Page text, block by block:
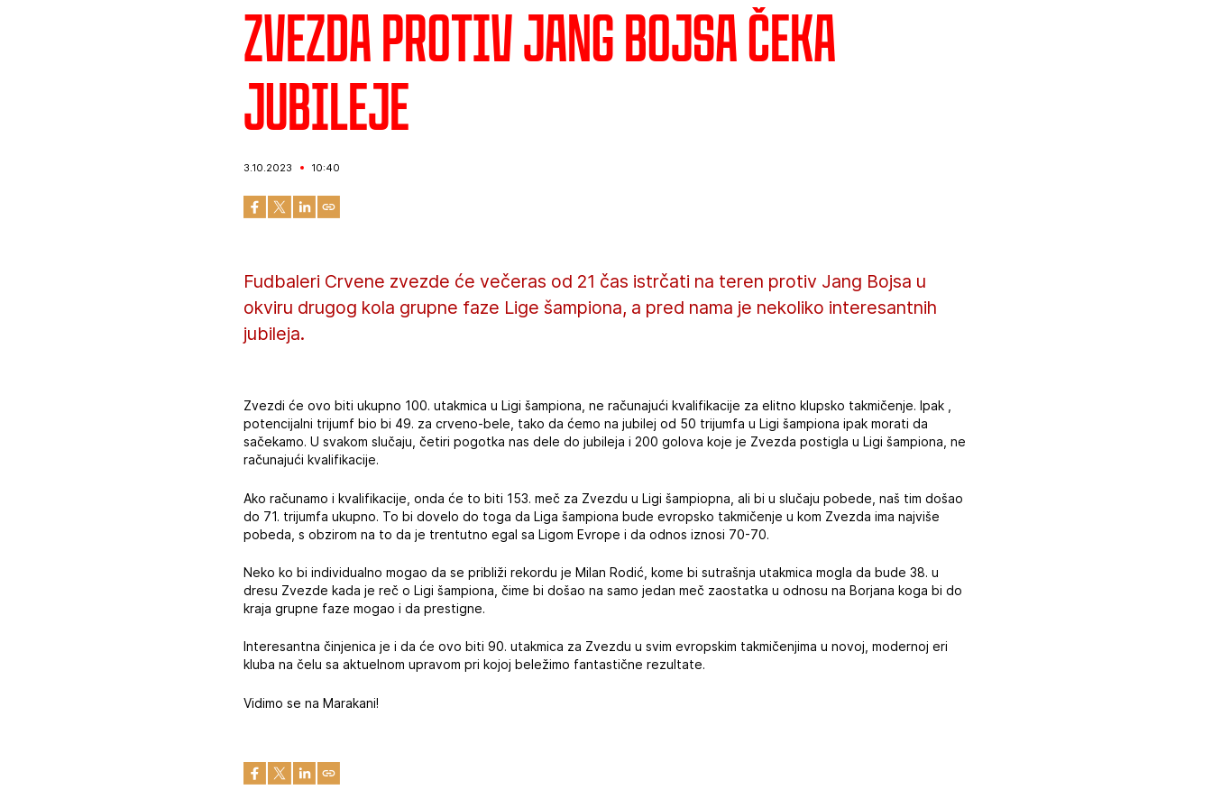
Zvezda protiv Jang Bojsa čeka
jubileje
3.10.2023 10:40
Fudbaleri Crvene zvezde će večeras od 21 čas istrčati na teren protiv Jang Bojsa u
okviru drugog kola grupne faze Lige šampiona, a pred nama je nekoliko interesantnih
jubileja.
Zvezdi će ovo biti ukupno 100. utakmica u Ligi šampiona, ne računajući kvalifikacije za elitno klupsko takmičenje. Ipak ,
potencijalni trijumf bio bi 49. za crveno-bele, tako da ćemo na jubilej od 50 trijumfa u Ligi šampiona ipak morati da
sačekamo. U svakom slučaju, četiri pogotka nas dele do jubileja i 200 golova koje je Zvezda postigla u Ligi šampiona, ne
računajući kvalifikacije.
Ako računamo i kvalifikacije, onda će to biti 153. meč za Zvezdu u Ligi šampiopna, ali bi u slučaju pobede, naš tim došao
do 71. trijumfa ukupno. To bi dovelo do toga da Liga šampiona bude evropsko takmičenje u kom Zvezda ima najviše
pobeda, s obzirom na to da je trentutno egal sa Ligom Evrope i da odnos iznosi 70-70.
Neko ko bi individualno mogao da se približi rekordu je Milan Rodić, kome bi sutrašnja utakmica mogla da bude 38. u
dresu Zvezde kada je reč o Ligi šampiona, čime bi došao na samo jedan meč zaostatka u odnosu na Borjana koga bi do
kraja grupne faze mogao i da prestigne.
Interesantna činjenica je i da će ovo biti 90. utakmica za Zvezdu u svim evropskim takmičenjima u novoj, modernoj eri
kluba na čelu sa aktuelnom upravom pri kojoj beležimo fantastične rezultate.
Vidimo se na Marakani!